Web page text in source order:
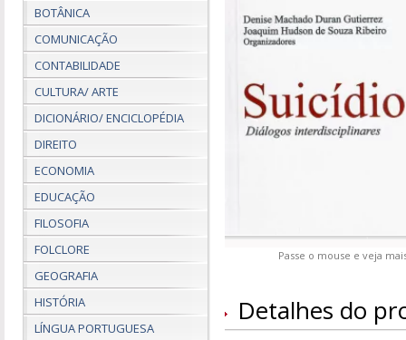
BOTÂNICA
COMUNICAÇÃO
CONTABILIDADE
CULTURA/ ARTE
DICIONÁRIO/ ENCICLOPÉDIA
DIREITO
ECONOMIA
EDUCAÇÃO
FILOSOFIA
FOLCLORE
GEOGRAFIA
HISTÓRIA
LÍNGUA PORTUGUESA
Passe o mouse e veja
Detalhes do